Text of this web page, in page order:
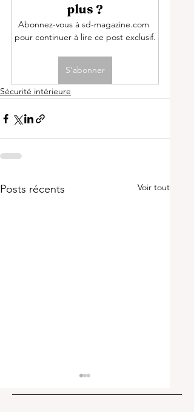
plus ?
Abonnez-vous à sd-magazine.com
pour continuer à lire ce post exclusif.
S'abonner
Sécurité intérieure
Posts récents Voir tout